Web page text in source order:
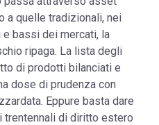
a quelle tradizionali, nei
e bassi dei mercati, la
ripaga. La lista degli
di prodotti bilanciati e
dose di prudenza con
Eppure basta dare
trentennali di diritto estero